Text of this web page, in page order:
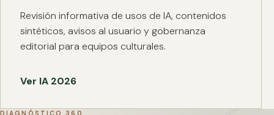
Revisión informativa de usos de IA, contenidos
sintéticos, avisos al usuario y gobernanza
editorial para equipos culturales.
Ver IA 2026